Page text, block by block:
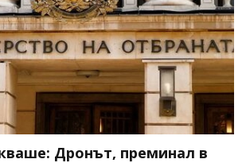
Дронът, преминал в